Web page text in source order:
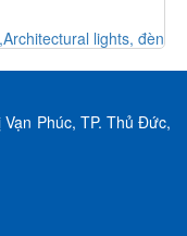
lights, đèn
Phúc, TP. Thủ Đức,